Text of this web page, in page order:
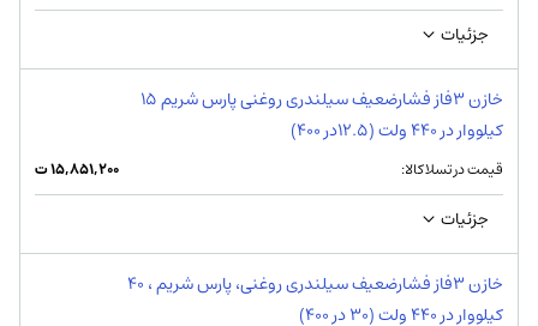
جزئیات
خازن 3فاز فشارضعیف سیلندری روغنی پارس شریم 15
کیلووار در 440 ولت (12.5در 400)
قیمت در تسلاکالا: ۱۵,۸۵۱,۲۰۰ت
جزئیات
خازن 3فاز فشارضعیف سیلندری روغنی، پارس شریم ، 40
کیلووار در 440 ولت (30 در 400)